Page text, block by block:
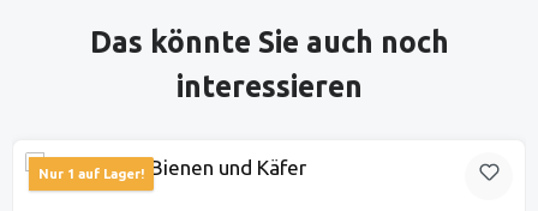
Produktgalerie überspringen
Das könnte Sie auch noch
interessieren
Nur 1 auf Lager!